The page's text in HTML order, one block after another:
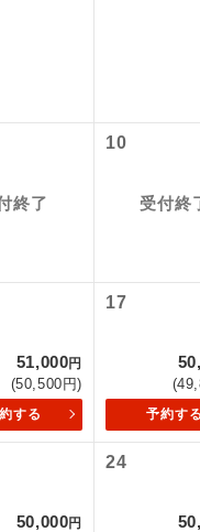
終了
10
受付終
51,000円
(50,500円)
する
17
予約する
50,000円
24